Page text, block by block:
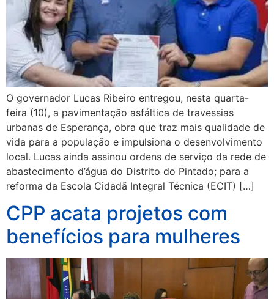
O governador Lucas Ribeiro entregou, nesta quarta-
feira (10), a pavimentação asfáltica de travessias
urbanas de Esperança, obra que traz mais qualidade de
vida para a população e impulsiona o desenvolvimento
local. Lucas ainda assinou ordens de serviço da rede de
abastecimento d’água do Distrito do Pintado; para a
reforma da Escola Cidadã Integral Técnica (ECIT) […]
CPP acata projetos com
benefícios para mulheres